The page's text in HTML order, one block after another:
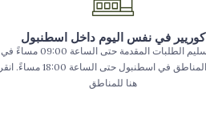
كوريير في نفس اليوم داخل اسطنبول
يتم تسليم الطلبات المقدمة حتى الساعة 09:00 مساءً في
بعض المناطق في اسطنبول حتى الساعة 18:00 مساءً. انقر
هنا للمناطق